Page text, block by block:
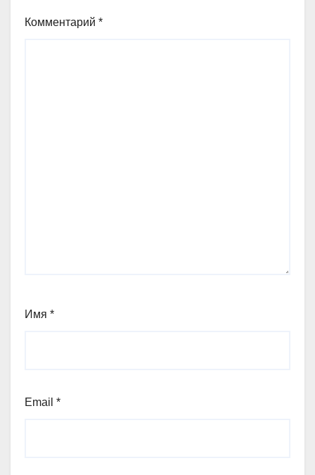
Комментарий *
Имя *
Email *